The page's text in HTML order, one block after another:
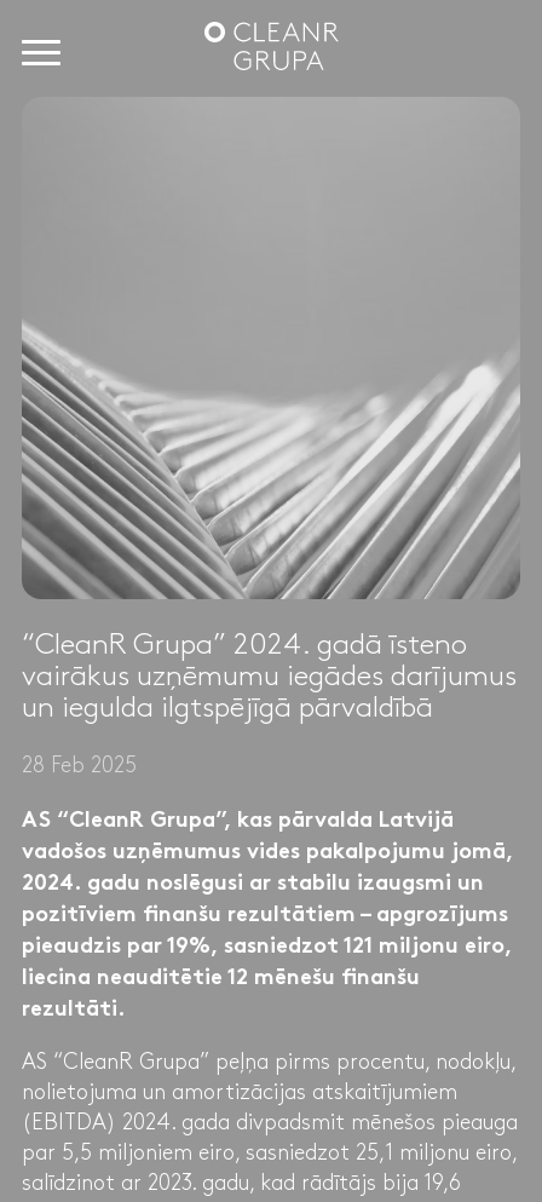
“CleanR Grupa” 2024. gadā īsteno
vairākus uzņēmumu iegādes darījumus
un iegulda ilgtspējīgā pārvaldībā
28 Feb 2025
AS “CleanR Grupa”, kas pārvalda Latvijā
vadošos uzņēmumus vides pakalpojumu jomā,
2024. gadu noslēgusi ar stabilu izaugsmi un
pozitīviem finanšu rezultātiem – apgrozījums
pieaudzis par 19%, sasniedzot 121 miljonu eiro,
liecina neauditētie 12 mēnešu finanšu
rezultāti.
AS “CleanR Grupa” peļņa pirms procentu, nodokļu,
nolietojuma un amortizācijas atskaitījumiem
(EBITDA) 2024. gada divpadsmit mēnešos pieauga
par 5,5 miljoniem eiro, sasniedzot 25,1 miljonu eiro,
salīdzinot ar 2023. gadu, kad rādītājs bija 19,6